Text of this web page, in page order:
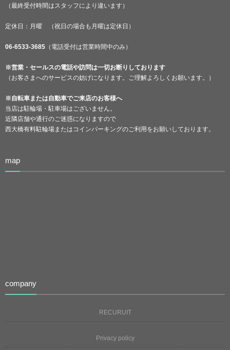
（最終受付時間はスタッフにより違います）
定休日：月曜 （祝日の場合も月曜は定休日）
06-6533-3685 （電話受付は営業時間中のみ）
※営業・セールスの電話や訪問は一切お断りしております
（お客さまへのサービスの妨げになります。ご理解よろしくお願います。）
※自転車または自動車でご来店のお客様へ
当店は駐輪場・駐車場はございません。
近隣店舗や通行のご迷惑になりますので
西大橋有料駐輪場またはコインパーキングのご利用をお願いしております。
map
company
RECURUIT
Privacy policy